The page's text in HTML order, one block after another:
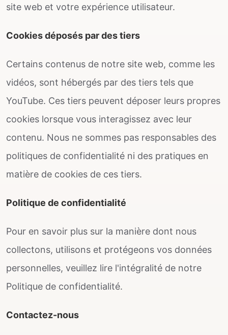
site web et votre expérience utilisateur.
Cookies déposés par des tiers
Certains contenus de notre site web, comme les
vidéos, sont hébergés par des tiers tels que
YouTube. Ces tiers peuvent déposer leurs propres
cookies lorsque vous interagissez avec leur
contenu. Nous ne sommes pas responsables des
politiques de confidentialité ni des pratiques en
matière de cookies de ces tiers.
Politique de confidentialité
Pour en savoir plus sur la manière dont nous
collectons, utilisons et protégeons vos données
personnelles, veuillez lire l'intégralité de notre
Politique de confidentialité.
Contactez-nous